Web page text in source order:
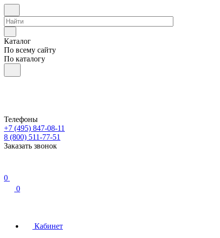
Каталог
По всему сайту
По каталогу
Телефоны
+7 (495) 847-08-11
8 (800) 511-77-51
Заказать звонок
0
0
Кабинет